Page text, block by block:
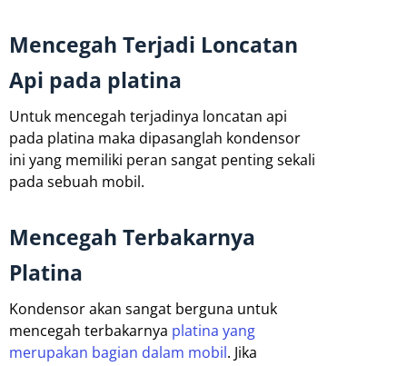
Mencegah Terjadi Loncatan
Api pada platina
Untuk mencegah terjadinya loncatan api
pada platina maka dipasanglah kondensor
ini yang memiliki peran sangat penting sekali
pada sebuah mobil.
Mencegah Terbakarnya
Platina
Kondensor akan sangat berguna untuk
mencegah terbakarnya platina yang
merupakan bagian dalam mobil. Jika